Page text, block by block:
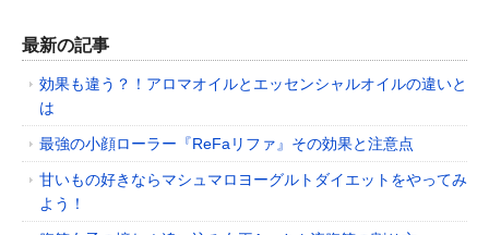
最新の記事
効果も違う？！アロマオイルとエッセンシャルオイルの違いと
は
最強の小顔ローラー『ReFaリファ』その効果と注意点
甘いもの好きならマシュマロヨーグルトダイエットをやってみ
よう！